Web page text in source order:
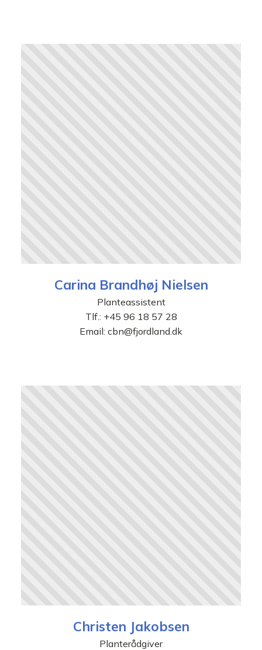
Carina Brandhøj Nielsen
Planteassistent
Tlf.: +45 96 18 57 28
Email: cbn@fjordland.dk
Christen Jakobsen
Planterådgiver